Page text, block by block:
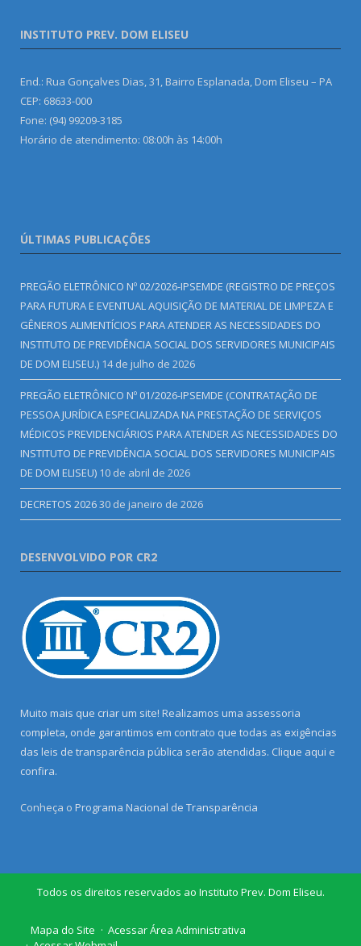
INSTITUTO PREV. DOM ELISEU
End.: Rua Gonçalves Dias, 31, Bairro Esplanada, Dom Eliseu – PA
CEP: 68633-000
Fone: (94) 99209-3185
Horário de atendimento: 08:00h às 14:00h
ÚLTIMAS PUBLICAÇÕES
PREGÃO ELETRÔNICO Nº 02/2026-IPSEMDE (REGISTRO DE PREÇOS
PARA FUTURA E EVENTUAL AQUISIÇÃO DE MATERIAL DE LIMPEZA E
GÊNEROS ALIMENTÍCIOS PARA ATENDER AS NECESSIDADES DO
INSTITUTO DE PREVIDÊNCIA SOCIAL DOS SERVIDORES MUNICIPAIS
DE DOM ELISEU.) 14 de julho de 2026
PREGÃO ELETRÔNICO Nº 01/2026-IPSEMDE (CONTRATAÇÃO DE
PESSOA JURÍDICA ESPECIALIZADA NA PRESTAÇÃO DE SERVIÇOS
MÉDICOS PREVIDENCIÁRIOS PARA ATENDER AS NECESSIDADES DO
INSTITUTO DE PREVIDÊNCIA SOCIAL DOS SERVIDORES MUNICIPAIS
DE DOM ELISEU) 10 de abril de 2026
DECRETOS 202630 de janeiro de 2026
DESENVOLVIDO POR CR2
Muito mais que criar um site! Realizamos uma assessoria
completa, onde garantimos em contrato que todas as exigências
das leis de transparência pública serão atendidas. Clique aqui e
confira.
Conheça o Programa Nacional de Transparência
Todos os direitos reservados ao Instituto Prev. Dom Eliseu.
Mapa do Site
Acessar Área Administrativa